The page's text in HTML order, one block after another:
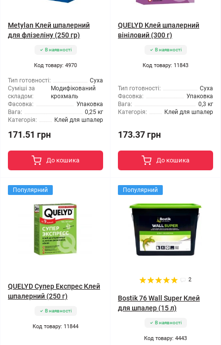
Metylan Клей шпалерний
для флізеліну (250 гр)
В наявності
Код товару: 4970
Тип готовності:
Суха
Суміші за
складом:
Модифікований
крохмаль
Фасовка:
Упаковка
Вага:
0,25 кг
Категорія:
Клей для шпалер
171.51 грн
До кошика
QUELYD Клей шпалерний
вініловий (300 г)
В наявності
Код товару: 11843
Тип готовності:
Суха
Фасовка:
Упаковка
Вага:
0,3 кг
Категорія:
Клей для шпалер
173.37 грн
До кошика
Популярний
QUELYD Супер Експрес Клей
шпалерний (250 г)
В наявності
Код товару: 11844
Популярний
2
Bostik 76 Wall Super Клей
для шпалер (15 л)
В наявності
Код товару: 4443